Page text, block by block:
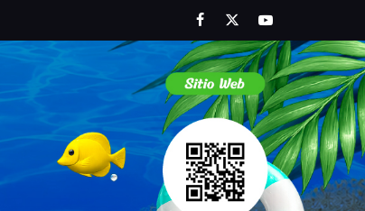
FacebookTwitterYoutube